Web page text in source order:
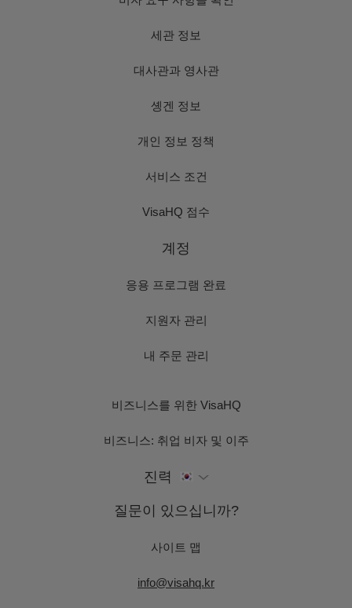
세관 정보
대사관과 영사관
솅겐 정보
개인 정보 정책
서비스 조건
VisaHQ 점수
계정
응용 프로그램 완료
지원자 관리
내 주문 관리
비즈니스를 위한 VisaHQ
비즈니스: 취업 비자 및 이주
진력
질문이 있으십니까?
사이트 맵
info@visahq.kr